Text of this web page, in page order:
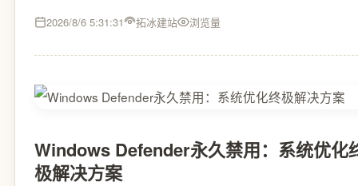
2026/8/6 5:31:31 拓冰建站 浏览量
Windows Defender永久禁用：系统优化
极解决方案